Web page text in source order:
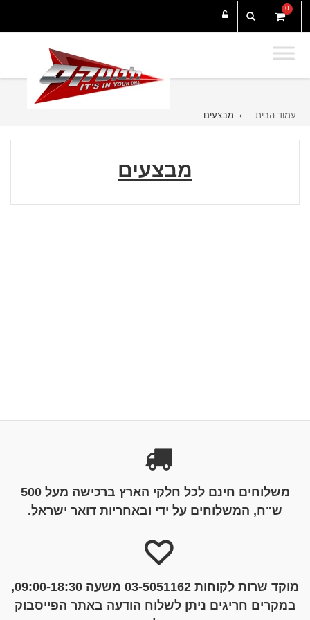
0
עמוד הבית —› מבצעים
מבצעים
משלוחים חינם לכל חלקי הארץ ברכישה מעל 500
ש"ח, המשלוחים על ידי ובאחריות דואר ישראל.
מוקד שרות לקוחות 03-5051162 משעה 09:00-18:30,
במקרים חריגים ניתן לשלוח הודעה באתר הפייסבוק